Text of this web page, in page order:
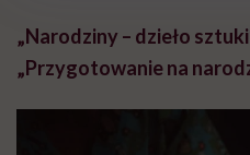
„Narodziny – dzieło
„Przygotowanie na